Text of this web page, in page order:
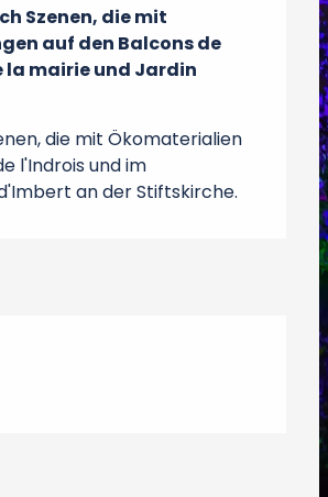
Szenen, die mit
auf den Balcons de
la mairie und Jardin
die mit Ökomaterialien
l'Indrois und im
an der Stiftskirche.